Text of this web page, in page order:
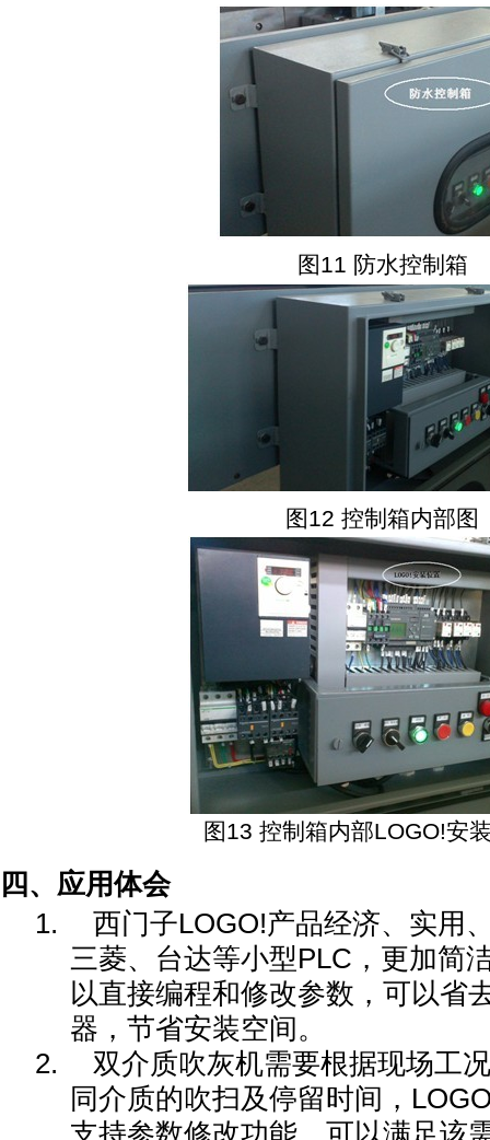
图11 防水控制箱
图12控制箱内部图
图13控制箱内部LOGO!安
四、应用体会
1.
西门子LOGO!产品经济、实用
三菱、台达等小型PLC，更加简
以直接编程和修改参数，可以省
器，节省安装空间。
2.
双介质吹灰机需要根据现场工
同介质的吹扫及停留时间，
支持参数修改功能，可以满足该